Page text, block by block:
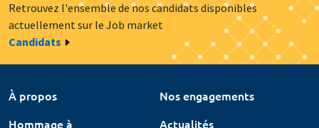
Retrouvez l'ensemble de nos candidats disponibles
actuellement sur le Job market
Candidats
À propos
Nos engagements
Hommage à
Actualités